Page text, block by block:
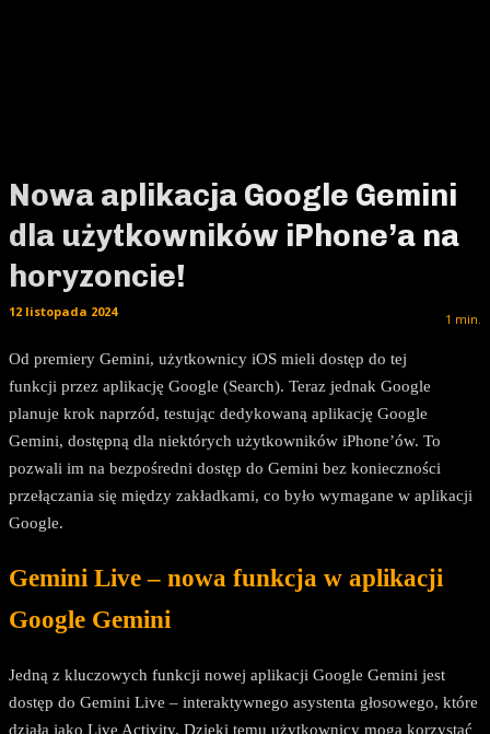
Nowa aplikacja Google Gemini
dla użytkowników iPhone’a na
horyzoncie!
1 min.
12 listopada 2024
Od premiery Gemini, użytkownicy iOS mieli dostęp do tej
funkcji przez aplikację Google (Search). Teraz jednak Google
planuje krok naprzód, testując dedykowaną aplikację Google
Gemini, dostępną dla niektórych użytkowników iPhone’ów. To
pozwali im na bezpośredni dostęp do Gemini bez konieczności
przełączania się między zakładkami, co było wymagane w aplikacji
Google.
Gemini Live – nowa funkcja w aplikacji
Google Gemini
Jedną z kluczowych funkcji nowej aplikacji Google Gemini jest
dostęp do Gemini Live – interaktywnego asystenta głosowego, które
działa jako Live Activity. Dzięki temu użytkownicy mogą korzystać